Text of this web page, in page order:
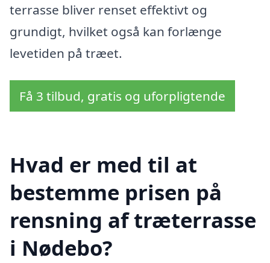
terrasse bliver renset effektivt og
grundigt, hvilket også kan forlænge
levetiden på træet.
Få 3 tilbud, gratis og uforpligtende
Hvad er med til at
bestemme prisen på
rensning af træterrasse
i Nødebo?